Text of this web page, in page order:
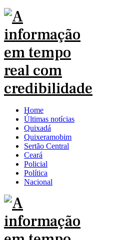
Home
Últimas notícias
Quixadá
Quixeramobim
Sertão Central
Ceará
Policial
Política
Nacional